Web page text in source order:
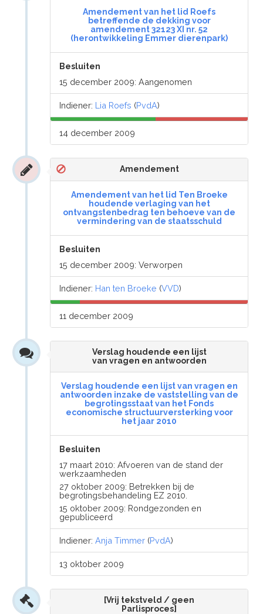
Amendement van het lid Roefs
betreffende de dekking voor
amendement 32123 XI nr. 52
(herontwikkeling Emmer dierenpark)
Besluiten
15 december 2009: Aangenomen
Indiener: Lia Roefs (PvdA)
14 december 2009
Amendement
Amendement van het lid Ten Broeke
houdende verlaging van het
ontvangstenbedrag ten behoeve van de
vermindering van de staatsschuld
Besluiten
15 december 2009: Verworpen
Indiener: Han ten Broeke (VVD)
11 december 2009
Verslag houdende een lijst
van vragen en antwoorden
Verslag houdende een lijst van vragen en
antwoorden inzake de vaststelling van de
begrotingsstaat van het Fonds
economische structuurversterking voor
het jaar 2010
Besluiten
17 maart 2010: Afvoeren van de stand der
werkzaamheden
27 oktober 2009: Betrekken bij de
begrotingsbehandeling EZ 2010.
15 oktober 2009: Rondgezonden en
gepubliceerd
Indiener:Anja Timmer (PvdA)
13 oktober 2009
[Vrij tekstveld / geen
Parlisproces]